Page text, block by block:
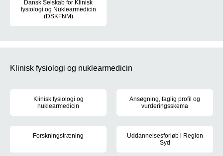
Dansk Selskab for Klinisk
fysiologi og Nuklearmedicin
(DSKFNM)
Klinisk fysiologi og nuklearmedicin
Klinisk fysiologi og
nuklearmedicin
Ansøgning, faglig profil og
vurderingsskema
Forskningstræning
Du skal gennemføre forskningstræning i dit
Uddannelsesforløb i Region
Syd